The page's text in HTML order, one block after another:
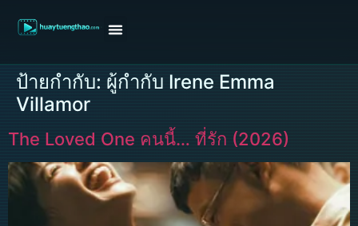
ป้ายกำกับ: ผู้กำกับ Irene Emma
Villamor
The Loved One คนนี้… ที่รัก (2026)